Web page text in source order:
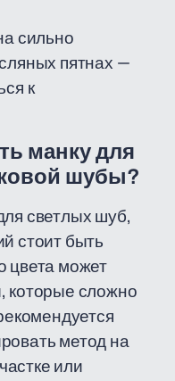
сильно
пятнах —
к
манку для
шубы?
светлых шуб,
стоит быть
цвета может
которые сложно
метод на
или